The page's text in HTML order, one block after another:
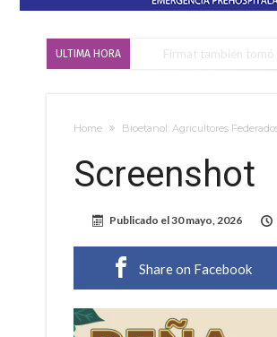
ULTIMA HORA Firmat también tomó
Firmat: avanza la
Colecta solidaria de
Vuelve el básquet:
Home Bioetanol: Agricultores
Screenshot
Publicado el30 mayo, 2026
Share on Facebook